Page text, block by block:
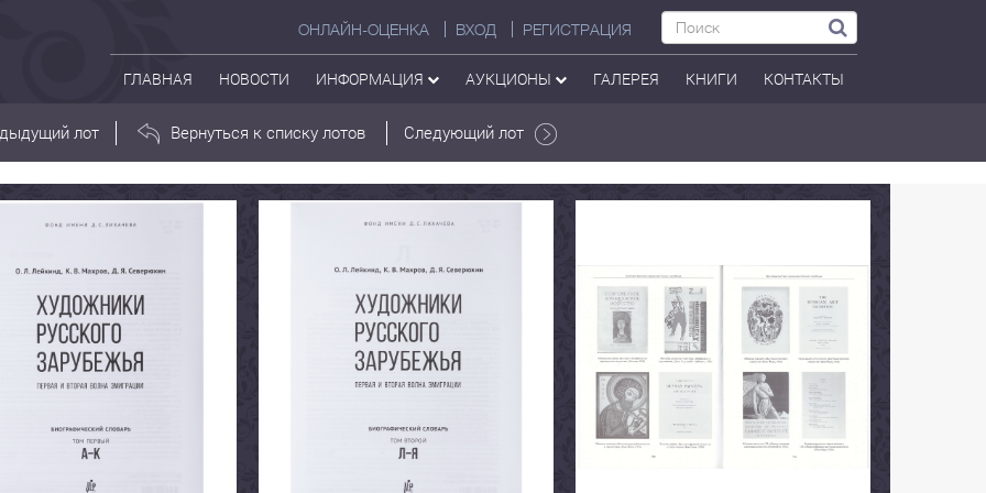
ОНЛАЙН-ОЦЕНКА ВХОД РЕГИСТРАЦИЯ
ГЛАВНАЯ НОВОСТИ ИНФОРМАЦИЯ АУКЦИОНЫ ГАЛЕРЕЯ КНИГИ КОНТАКТЫ
лот Вернуться к списку лотов Следующий лот